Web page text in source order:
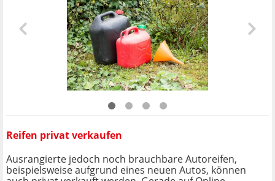
Reifen privat verkaufen
Ausrangierte jedoch noch brauchbare Autoreifen,
beispielsweise aufgrund eines neuen Autos, können